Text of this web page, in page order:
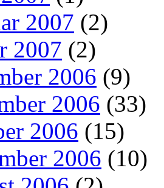
2007 (2)
2007 (2)
2006 (9)
2006 (33)
2006 (15)
2006 (10)